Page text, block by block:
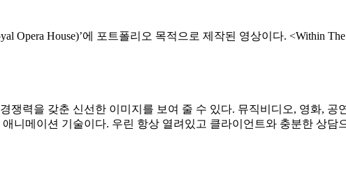
Opera House)’에 포트폴리오 목적으로 제작된 영상이다. <Within
쟁력을 갖춘 신선한 이미지를 보여 줄 수 있다. 뮤직비디오, 영화,
니메이션 기술이다. 우린 항상 열려있고 클라이언트와 충분한 상담